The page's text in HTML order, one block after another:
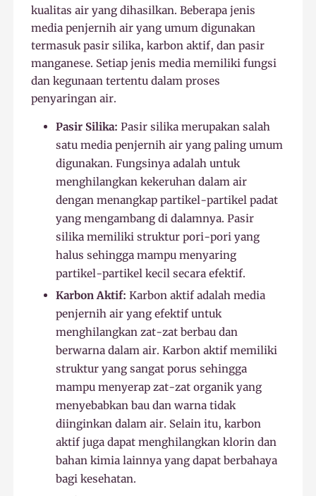
kualitas air yang dihasilkan. Beberapa jenis
media penjernih air yang umum digunakan
termasuk pasir silika, karbon aktif, dan pasir
manganese. Setiap jenis media memiliki fungsi
dan kegunaan tertentu dalam proses
penyaringan air.
Pasir Silika: Pasir silika merupakan salah
satu media penjernih air yang paling umum
digunakan. Fungsinya adalah untuk
menghilangkan kekeruhan dalam air
dengan menangkap partikel-partikel padat
yang mengambang di dalamnya. Pasir
silika memiliki struktur pori-pori yang
halus sehingga mampu menyaring
partikel-partikel kecil secara efektif.
Karbon Aktif: Karbon aktif adalah media
penjernih air yang efektif untuk
menghilangkan zat-zat berbau dan
berwarna dalam air. Karbon aktif memiliki
struktur yang sangat porus sehingga
mampu menyerap zat-zat organik yang
menyebabkan bau dan warna tidak
diinginkan dalam air. Selain itu, karbon
aktif juga dapat menghilangkan klorin dan
bahan kimia lainnya yang dapat berbahaya
bagi kesehatan.